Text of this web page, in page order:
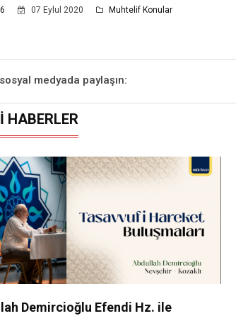
07 Eylul 2020 Muhtelif Konular
medyada paylaşın:
HABERLER
Demircioğlu Efendi Hz. ile